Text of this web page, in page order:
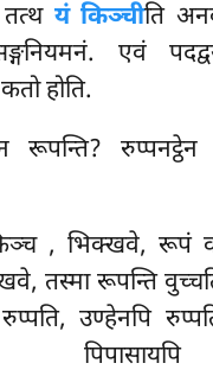
यं किञ्चीति
एवं
होति.
रूपन्ति?
, भिक्खवे, रूपं
तस्मा रूपन्ति
उण्हेनपि